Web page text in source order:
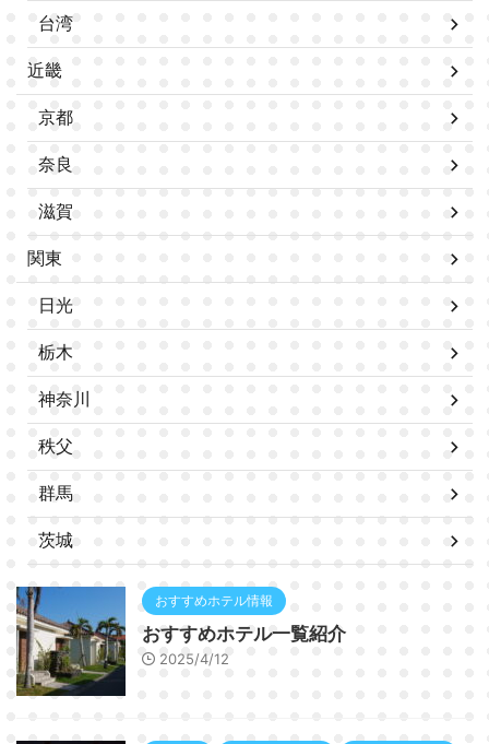
台湾
近畿
京都
奈良
滋賀
関東
日光
栃木
神奈川
秩父
群馬
茨城
おすすめホテル情報
おすすめホテル一覧紹介
2025/4/12